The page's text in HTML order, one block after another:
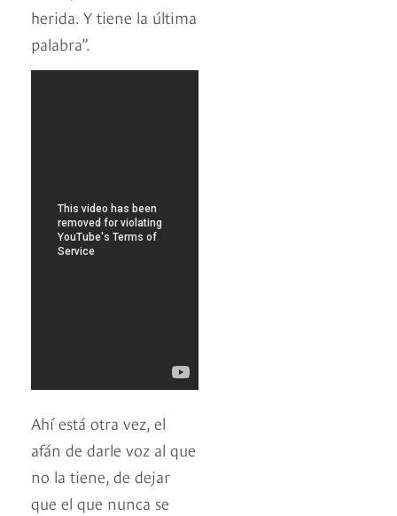
herida. Y tiene la última
palabra”.
Ahí está otra vez, el
afán de darle voz al que
no la tiene, de dejar
que el que nunca se